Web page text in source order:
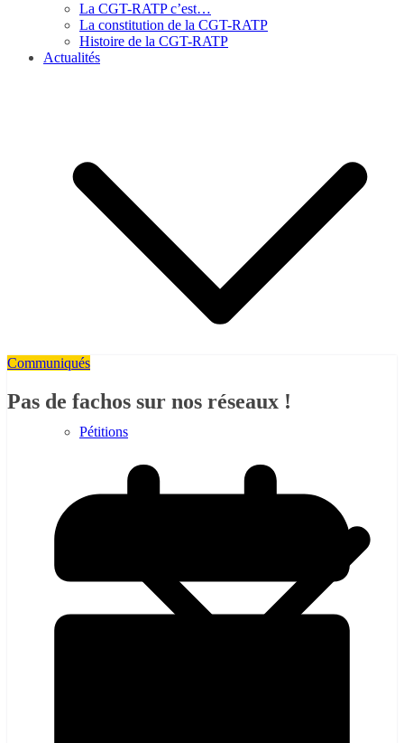
La CGT-RATP c’est…
La constitution de la CGT-RATP
Histoire de la CGT-RATP
Actualités
Pétitions
Communiqués
Pas de fachos sur nos réseaux !